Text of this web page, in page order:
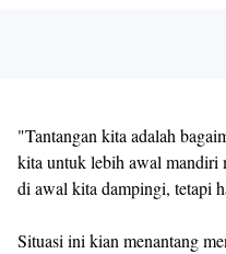
"Tantangan kita adalah
kita untuk lebih awal mandiri
di awal kita dampingi, tetapi
Situasi ini kian menantang